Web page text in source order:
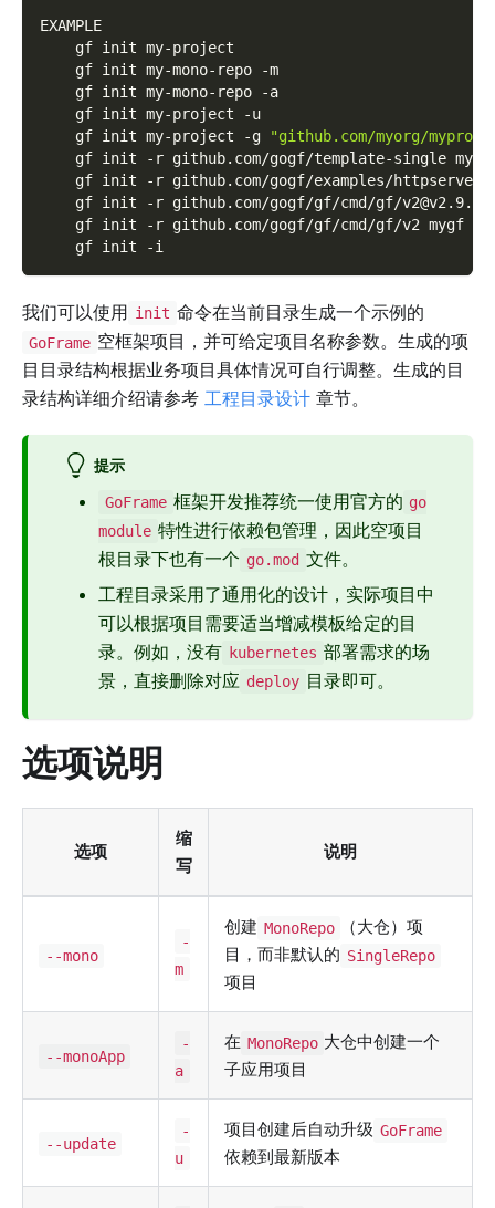
EXAMPLE
    gf init my-project
    gf init my-mono-repo
-m
    gf init my-mono-repo
-a
    gf init my-project
-u
    gf init my-project
-g
"github.com/myorg/
    gf init
-r github.com/gogf/template-single my-
    gf init
-r github.com/gogf/examples/
    gf init
-r github.com/gogf/gf/cmd/gf/v2@v2.9.7
    gf init
-r github.com/gogf/gf/cmd/gf/v2 mygf
    gf init
-i
我们可以使用 init 命令在当前目录生成一个示例的
GoFrame 空框架项目，并可给定项目名称参数。生成的项
目目录结构根据业务项目具体情况可自行调整。生成的目
录结构详细介绍请参考 工程目录设计 章节。
提示
GoFrame 框架开发推荐统一使用官方的 go
module 特性进行依赖包管理，因此空项目
根目录下也有一个 go.mod 文件。
工程目录采用了通用化的设计，实际项目中
可以根据项目需要适当增减模板给定的目
录。例如，没有 kubernetes 部署需求的场
景，直接删除对应 deploy 目录即可。
选项说明
选项
缩
写
说明
--mono
-
m
创建 MonoRepo
（大仓）项
目，而非默认的 SingleRepo
项目
--monoApp
-
a
在 MonoRepo 大仓中创建一个
子应用项目
--update
-
u
项目创建后自动升级 GoFrame
依赖到最新版本